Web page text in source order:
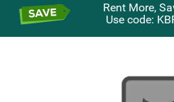
Rent More,
Use code: